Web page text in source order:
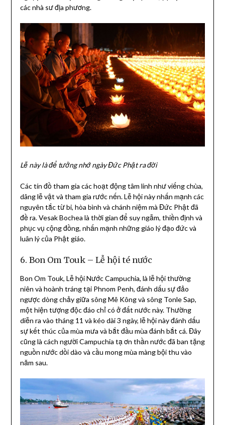
các nhà sư địa phương.
Lễ này là để tưởng nhớ ngày Đức Phật ra đời
Các tín đồ tham gia các hoạt động tâm linh như viếng chùa,
dâng lễ vật và tham gia rước nến. Lễ hội này nhấn mạnh các
nguyên tắc từ bi, hòa bình và chánh niệm mà Đức Phật đã
đề ra. Vesak Bochea là thời gian để suy ngẫm, thiền định và
phục vụ cộng đồng, nhấn mạnh những giáo lý đạo đức và
luân lý của Phật giáo.
6. Bon Om Touk – Lễ hội té nước
Bon Om Touk, Lễ hội Nước Campuchia, là lễ hội thường
niên và hoành tráng tại Phnom Penh, đánh dấu sự đảo
ngược dòng chảy giữa sông Mê Kông và sông Tonle Sap,
một hiện tượng độc đáo chỉ có ở đất nước này. Thường
diễn ra vào tháng 11 và kéo dài 3 ngày, lễ hội này đánh dấu
sự kết thúc của mùa mưa và bắt đầu mùa đánh bắt cá. Đây
cũng là cách người Campuchia tạ ơn thần nước đã ban tặng
nguồn nước dồi dào và cầu mong mùa màng bội thu vào
năm sau.